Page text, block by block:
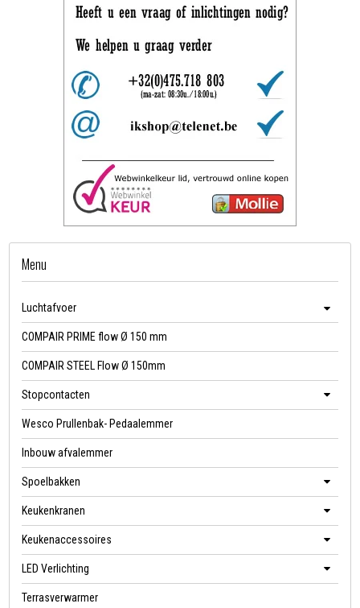
Menu
Luchtafvoer
COMPAIR PRIME flow Ø 150 mm
COMPAIR STEEL Flow Ø 150mm
Stopcontacten
Wesco Prullenbak- Pedaalemmer
Inbouw afvalemmer
Spoelbakken
Keukenkranen
Keukenaccessoires
LED Verlichting
Terrasverwarmer